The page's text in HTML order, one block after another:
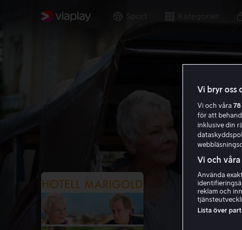
Vi bryr oss
Vi och våra 78
för att
inklusive din
Vi och
Använda
reklam och
Lista över